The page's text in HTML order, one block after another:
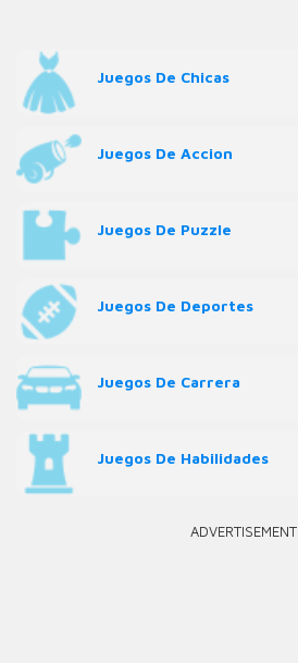
Juegos De Chicas
Juegos De Accion
Juegos De Puzzle
Juegos De Deportes
Juegos De Carrera
Juegos De Habilidades
ADVERTISEMENT